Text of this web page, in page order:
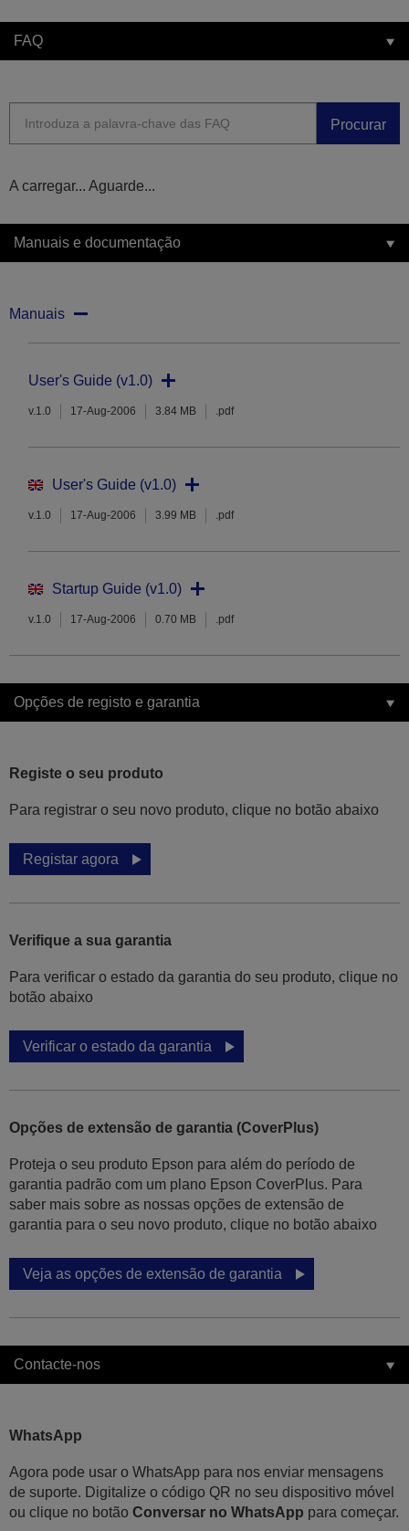
FAQ
Procurar
A carregar... Aguarde...
Manuais e documentação
Manuais
User's Guide (v1.0)
v.1.0 17-Aug-2006 3.84 MB .pdf
User's Guide (v1.0)
v.1.0 17-Aug-2006 3.99 MB .pdf
Startup Guide (v1.0)
v.1.0 17-Aug-2006 0.70 MB .pdf
Opções de registo e garantia
Registe o seu produto
Para registrar o seu novo produto, clique no botão abaixo
Registar agora
Verifique a sua garantia
Para verificar o estado da garantia do seu produto, clique no
botão abaixo
Verificar o estado da garantia
Opções de extensão de garantia (CoverPlus)
Proteja o seu produto Epson para além do período de
garantia padrão com um plano Epson CoverPlus. Para
saber mais sobre as nossas opções de extensão de
garantia para o seu novo produto, clique no botão abaixo
Veja as opções de extensão de garantia
Contacte-nos
WhatsApp
Agora pode usar o WhatsApp para nos enviar mensagens
de suporte. Digitalize o código QR no seu dispositivo móvel
ou clique no botão Conversar no WhatsApp para começar.